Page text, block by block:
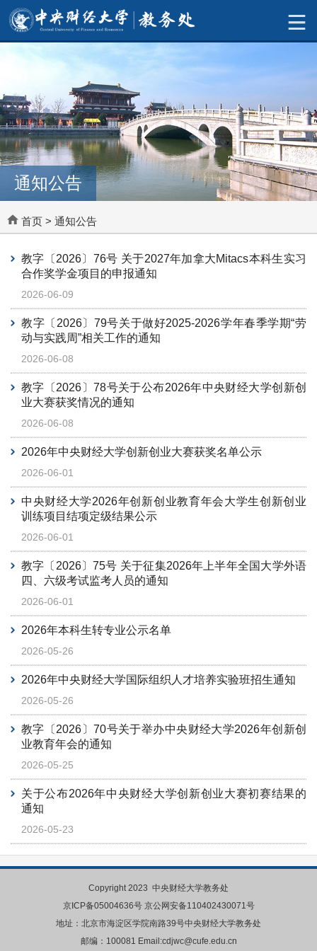
通知公告
首页 > 通知公告
教字〔2026〕76号 关于2027年加拿大Mitacs本科生实习
合作奖学金项目的申报通知
2026-06-09
教字〔2026〕79号关于做好2025-2026学年春季学期“劳
动与实践周”相关工作的通知
2026-06-08
教字〔2026〕78号关于公布2026年中央财经大学创新创
业大赛获奖情况的通知
2026-06-08
2026年中央财经大学创新创业大赛获奖名单公示
2026-06-01
中央财经大学2026年创新创业教育年会大学生创新创业
训练项目结项定级结果公示
2026-06-01
教字〔2026〕75号 关于征集2026年上半年全国大学外语
四、六级考试监考人员的通知
2026-06-01
2026年本科生转专业公示名单
2026-05-26
2026年中央财经大学国际组织人才培养实验班招生通知
2026-05-26
教字〔2026〕70号关于举办中央财经大学2026年创新创
业教育年会的通知
2026-05-25
关于公布2026年中央财经大学创新创业大赛初赛结果的
通知
2026-05-23
Copyright 2023 中央财经大学教务处
京ICP备05004636号京公网安备110402430071号
地址：北京市海淀区学院南路39号中央财经大学教务处
邮编：100081 Email:cdjwc@cufe.edu.cn